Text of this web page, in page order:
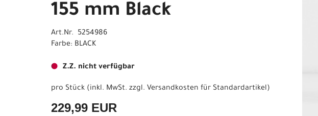
155 mm Black
Art.Nr. 5254986
Farbe: BLACK
Z.Z. nicht verfügbar
pro Stück (inkl. MwSt. zzgl. Versandkosten für Standardartikel)
229,99 EUR